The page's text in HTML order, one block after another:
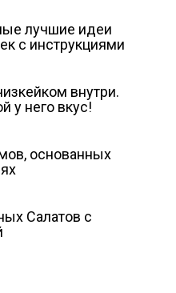
лучшие идеи
с инструкциями
внутри.
у него вкус!
основанных
Салатов с